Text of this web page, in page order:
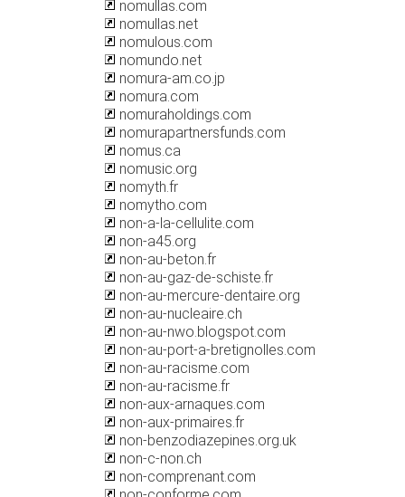
nomullas.com
nomullas.net
nomulous.com
nomundo.net
nomura-am.co.jp
nomura.com
nomuraholdings.com
nomurapartnersfunds.com
nomus.ca
nomusic.org
nomyth.fr
nomytho.com
non-a-la-cellulite.com
non-a45.org
non-au-beton.fr
non-au-gaz-de-schiste.fr
non-au-mercure-dentaire.org
non-au-nucleaire.ch
non-au-nwo.blogspot.com
non-au-port-a-bretignolles.com
non-au-racisme.com
non-au-racisme.fr
non-aux-arnaques.com
non-aux-primaires.fr
non-benzodiazepines.org.uk
non-c-non.ch
non-comprenant.com